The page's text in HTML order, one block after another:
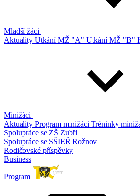
Mladší žáci
Aktuality Utkání MŽ "A" Utkání MŽ "B"
Minižáci
Aktuality Program minižáci Tréninky
Spolupráce se ZŠ Zubří
Spolupráce se SŠIEŘ Rožnov
Rodičovské příspěvky
Business
Program